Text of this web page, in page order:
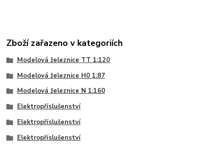
Zboží zařazeno v kategoriích
Modelová železnice TT 1:120
Modelová železnice H0 1:87
Modelová železnice N 1:160
Elektropříslušenství
Elektropříslušenství
Elektropříslušenství